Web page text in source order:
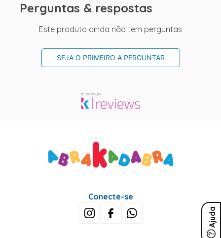
Perguntas & respostas
Este produto ainda não tem perguntas
SEJA O PRIMEIRO A PERGUNTAR
Ajuda
Conecte-se